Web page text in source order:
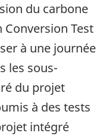
du carbone
Test
à une journée
les sous-
du projet
à des tests
intégré